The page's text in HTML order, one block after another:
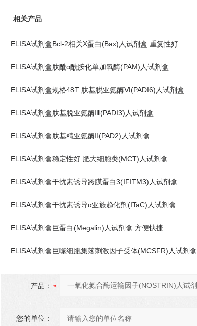
相关产品
ELISA试剂盒Bcl-2相关X蛋白(Bax)人试剂盒 重复性好
ELISA试剂盒肽酰α酰胺化单加氧酶(PAM)人试剂盒
ELISA试剂盒规格48T 肽基脱亚氨酶Ⅵ(PADI6)人试剂盒
ELISA试剂盒肽基脱亚氨酶Ⅲ(PADI3)人试剂盒
ELISA试剂盒肽基精亚氨酶Ⅱ(PAD2)人试剂盒
ELISA试剂盒稳定性好 肥大细胞类(MCT)人试剂盒
ELISA试剂盒干扰素诱导跨膜蛋白3(IFITM3)人试剂盒
ELISA试剂盒干扰素诱导α亚族趋化剂(ITaC)人试剂盒
ELISA试剂盒巨蛋白(Megalin)人试剂盒 方便快捷
ELISA试剂盒巨噬细胞集落刺激因子受体(MCSFR)人试剂盒
产品：
您的单位：